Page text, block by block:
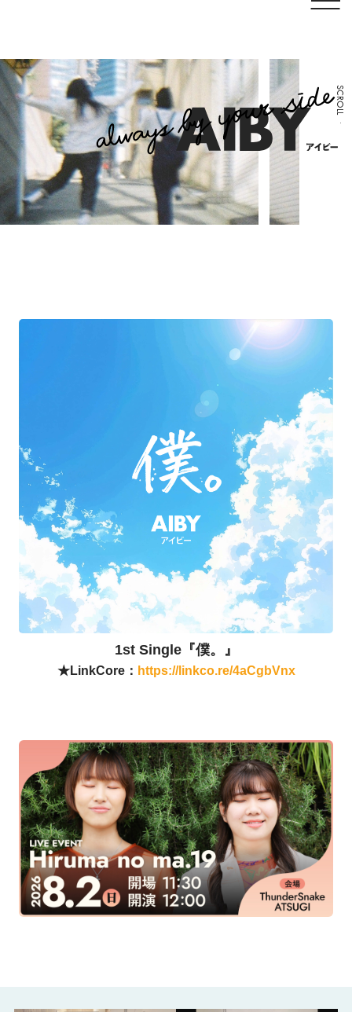
SCROLL
2026.07.04
PICK UP
デビューシングル『僕。』（2026ｔｖｋ高校野球
神奈川大会中継テーマソング）2026年7月5日
1st Single『僕。』
★LinkCore： https://linkco.re/4aCgbVnx